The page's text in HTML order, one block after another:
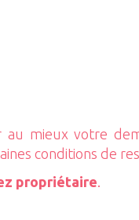
au mieux votre
conditions de
propriétaire.